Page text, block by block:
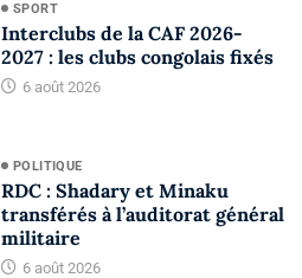
SPORT
Interclubs de la CAF 2026-
2027 : les clubs congolais fixés
6 août 2026
POLITIQUE
RDC : Shadary et Minaku
transférés à l’auditorat général
militaire
6 août 2026